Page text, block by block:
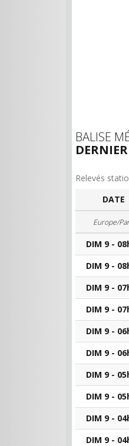
BALISE
Relevés
DATE
Europe/
DIM 9 -
DIM 9 -
DIM 9 -
DIM 9 -
DIM 9 -
DIM 9 -
DIM 9 -
DIM 9 -
DIM 9 -
DIM 9 -